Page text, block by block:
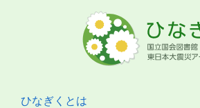
ひなぎくとは